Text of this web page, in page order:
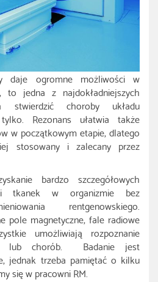
daje ogromne możliwości w
to jedna z najdokładniejszych
stwierdzić choroby układu
Rezonans ułatwia także
w początkowym etapie, dlatego
stosowany i zalecany przez
bardzo szczegółowych
tkanek w organizmie bez
rentgenowskiego.
pole magnetyczne, fale radiowe
umożliwiają rozpoznanie
lub chorób. Badanie jest
jednak trzeba pamiętać o kilku
się w pracowni RM.